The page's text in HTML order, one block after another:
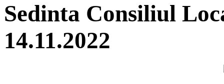
Sedinta Consiliul
14.11.2022